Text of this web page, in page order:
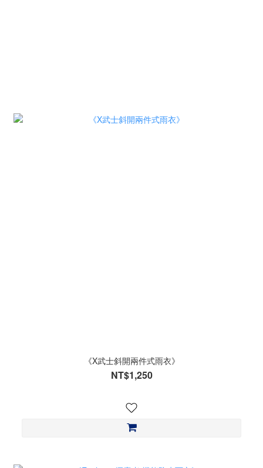
《X武士斜開兩件式雨衣》
NT$1,250